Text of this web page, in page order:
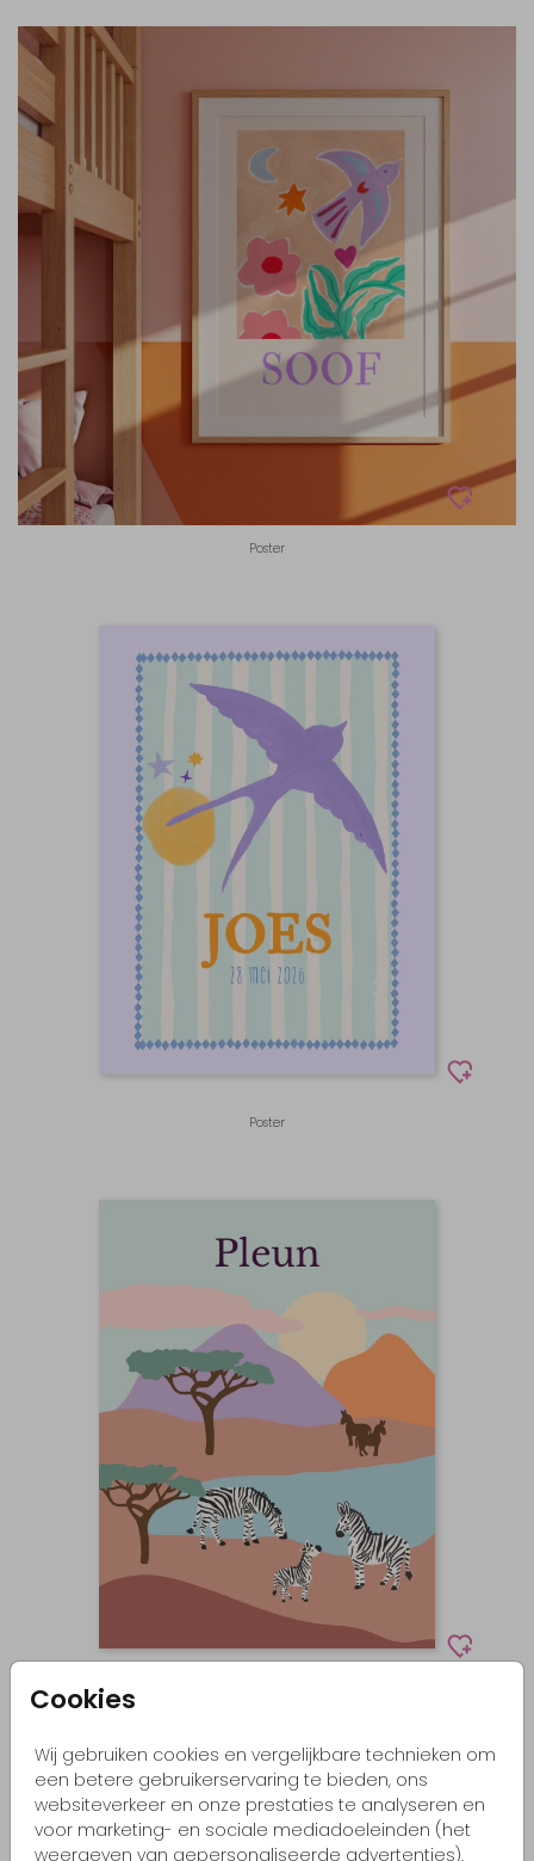
Cookies
Wij gebruiken cookies en vergelijkbare technieken om
een betere gebruikerservaring te bieden, ons
websiteverkeer en onze prestaties te analyseren en
voor marketing- en sociale mediadoeleinden (het
weergeven van gepersonaliseerde advertenties).
Poster
Poster